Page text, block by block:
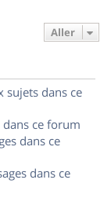
Aller
sujets dans ce
ce forum
dans ce
dans ce